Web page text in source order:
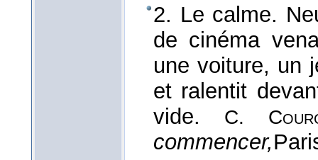
2. Le calme.
de cinéma
une voiture, un
et ralentit
vide. C.
commencer,